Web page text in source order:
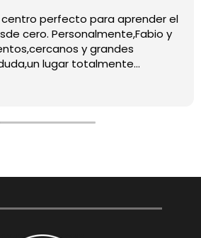
centro perfecto para aprender el
cero. Personalmente,Fabio y
y grandes
lugar totalmente
quienes quieran iniciarse o